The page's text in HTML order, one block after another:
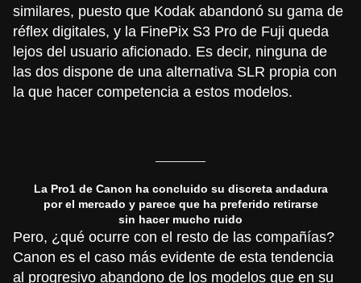
similares, puesto que Kodak abandonó su gama de
réflex digitales, y la FinePix S3 Pro de Fuji queda
lejos del usuario aficionado. Es decir, ninguna de
las dos dispone de una alternativa SLR propia con
la que hacer competencia a estos modelos.
La Pro1 de Canon ha concluido su discreta andadura
por el mercado y parece que ha preferido retirarse
sin hacer mucho ruido
Pero, ¿qué ocurre con el resto de las compañías?
Canon es el caso más evidente de esta tendencia
al progresivo abandono de los modelos que en su